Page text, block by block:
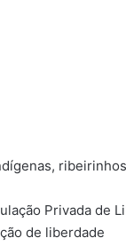
Privada de
de liberdade